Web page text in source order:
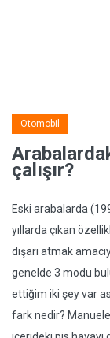
Otomobil
çalışır?
Eski arabalarda
yıllarda çıkan
dışarı atmak
genelde 3 modu
ettiğim iki şey var
fark nedir?